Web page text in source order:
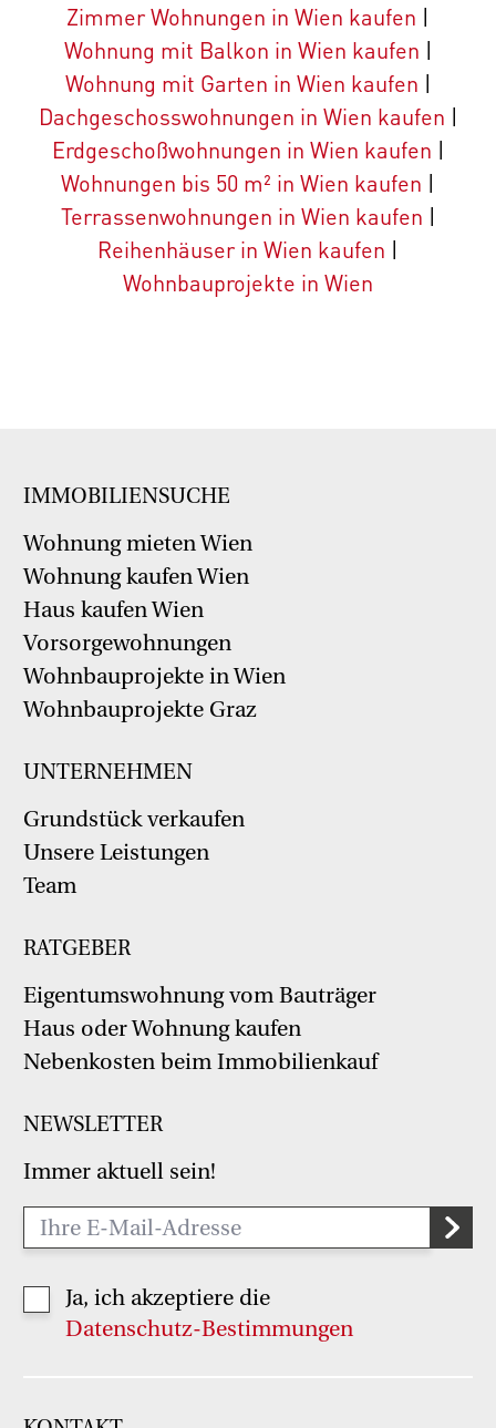
Zimmer Wohnungen in Wien kaufen |
Wohnung mit Balkon in Wien kaufen |
Wohnung mit Garten in Wien kaufen |
Dachgeschosswohnungen in Wien kaufen |
Erdgeschoßwohnungen in Wien kaufen |
Wohnungen bis 50 m² in Wien kaufen |
Terrassenwohnungen in Wien kaufen |
Reihenhäuser in Wien kaufen |
Wohnbauprojekte in Wien
IMMOBILIENSUCHE
Wohnung mieten Wien
Wohnung kaufen Wien
Haus kaufen Wien
Vorsorgewohnungen
Wohnbauprojekte in Wien
Wohnbauprojekte Graz
UNTERNEHMEN
Grundstück verkaufen
Unsere Leistungen
Team
RATGEBER
Eigentumswohnung vom Bauträger
Haus oder Wohnung kaufen
Nebenkosten beim Immobilienkauf
NEWSLETTER
Immer aktuell sein!
Ja, ich akzeptiere die
Datenschutz-Bestimmungen